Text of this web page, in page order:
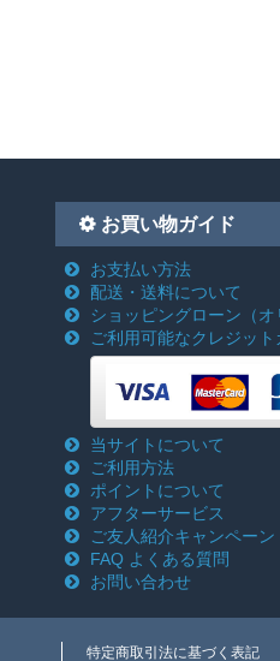
お買い物ガイド
お支払い方法
配送・送料について
ショッピングローン （
ご利用可能なクレジット
当サイトについて
ご利用方法
ポイントについて
アフターサービス
ご友人紹介キャンペーン
FAQ よくある質問
お問い合わせ
特定商取引法に基づく表記